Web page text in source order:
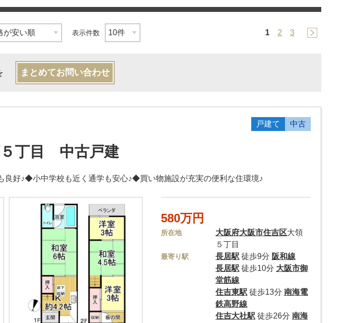
表示件数 1 2 3
まとめてお問い合わせ
戸建て 中古
５丁目 中古戸建
好♪◆小中学校も近く通学も安心♪◆買い物施設が充実の便利な住環境♪
580万円
所在地 大阪府大阪市住吉区大領
５丁目
最寄り駅 長居駅 徒歩9分 阪和線
長居駅 徒歩10分 大阪市御
堂筋線
住吉東駅 徒歩13分南海電
鉄高野線
住吉大社駅 徒歩26分南海